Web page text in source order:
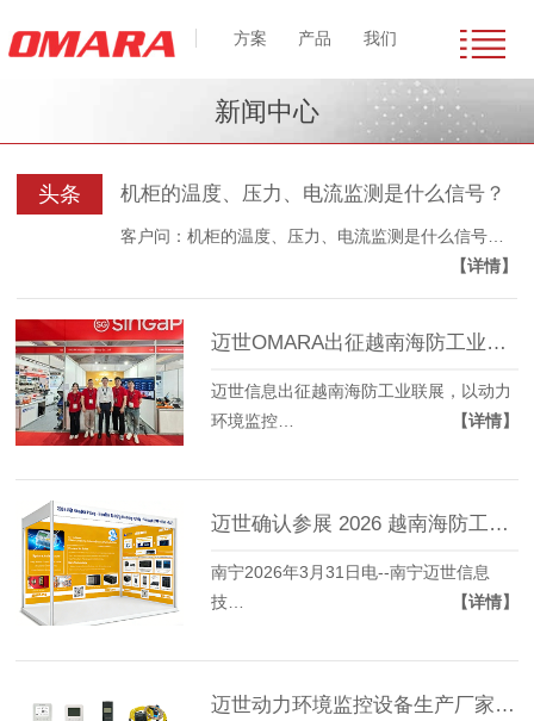
方案 产品 我们
新闻中心
头条 机柜的温度、压力、电流监测是什么信号？
客户问：机柜的温度、压力、电流监测是什么信号…
【详情】
迈世OMARA出征越南海防工业联展，以动力环境监控技术赋能东南亚数字化转型
迈世信息出征越南海防工业联展，以动力
环境监控…
【详情】
迈世确认参展 2026 越南海防工业自动化 + 制造联展，共拓东南亚智造新蓝海
南宁2026年3月31日电--南宁迈世信息
技…
【详情】
迈世动力环境监控设备生产厂家年度生产小结（2025年度）